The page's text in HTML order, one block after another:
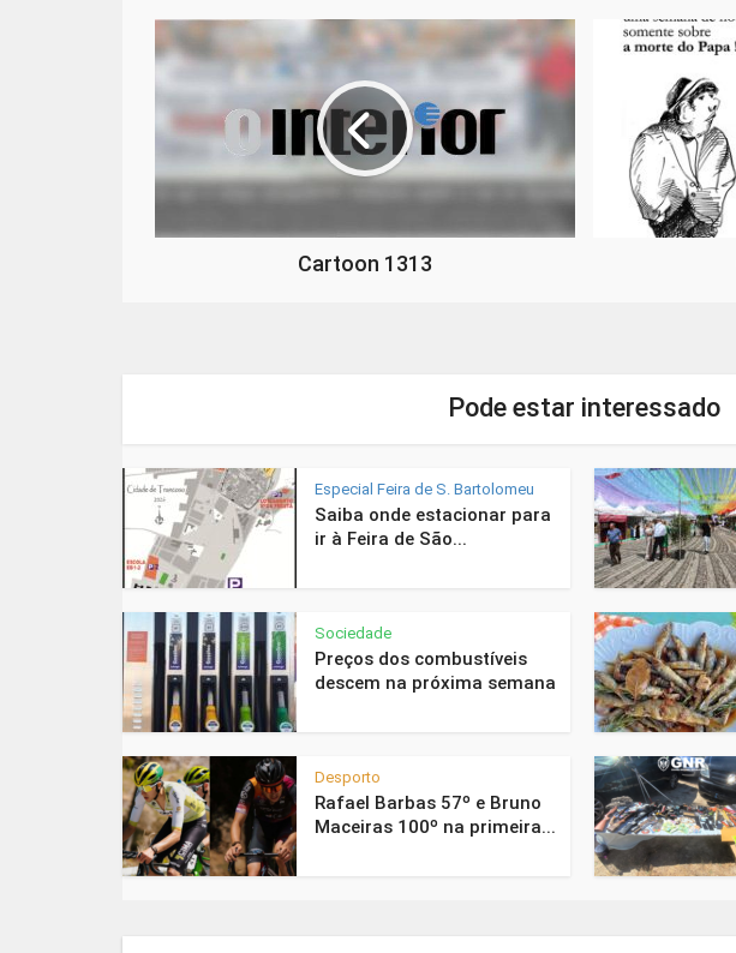
Cartoon 1313
Pode estar interessado
Especial Feira de S. Bartolomeu
Saiba onde estacionar para
ir à Feira de São...
Sociedade
Preços dos combustíveis
descem na próxima semana
Desporto
Rafael Barbas 57º e Bruno
Maceiras 100º na primeira...